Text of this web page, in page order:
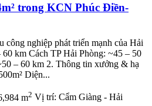
trong KCN Phúc Điền-
nghiệp phát triển mạnh của Hải
km Cách TP Hải Phòng: ~45 – 50
– 60 km 2. Thông tin xưởng & hạ
Diện...
m2 Vị trí: Cẩm Giàng - Hải